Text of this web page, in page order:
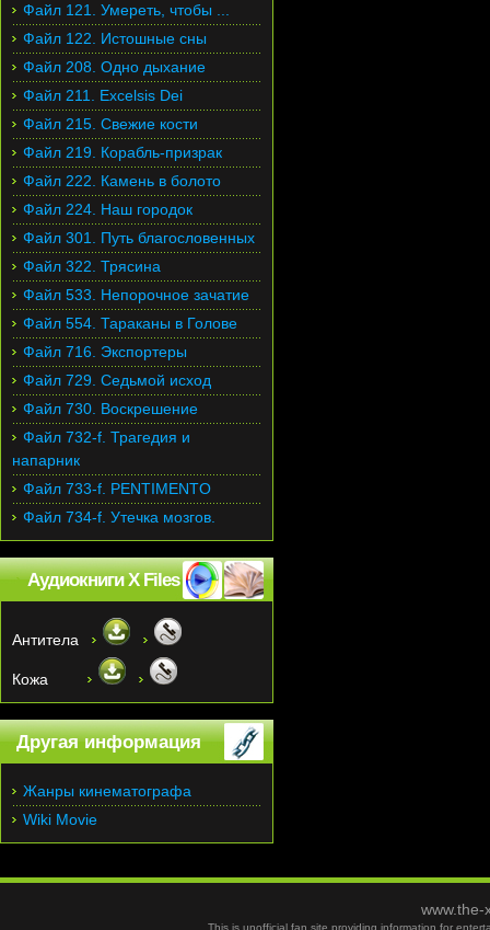
Файл 121. Умереть, чтобы ...
Файл 122. Истошные сны
Файл 208. Одно дыхание
Файл 211. Excelsis Dei
Файл 215. Свежие кости
Файл 219. Корабль-призрак
Файл 222. Камень в болото
Файл 224. Наш городок
Файл 301. Путь благословенных
Файл 322. Трясина
Файл 533. Непорочное зачатие
Файл 554. Тараканы в Голове
Файл 716. Экспортеры
Файл 729. Седьмой исход
Файл 730. Воскрешение
Файл 732-f. Трагедия и
напарник
Файл 733-f. PENTIMENTO
Файл 734-f. Утечка мозгов.
Аудиокниги X Files
Антитела
Кожа
Другая информация
Жанры кинематографа
Wiki Movie
This is unofficial fan site providing information for